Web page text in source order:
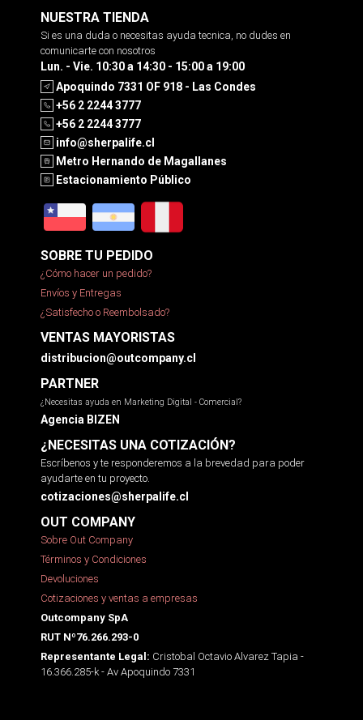
NUESTRA TIENDA
Si es una duda o necesitas ayuda tecnica, no dudes en
comunicarte con nosotros
Lun. - Vie. 10:30 a 14:30 - 15:00 a 19:00
Apoquindo 7331 OF 918 - Las Condes
+56 2 2244 3777
+56 2 2244 3777
info@sherpalife.cl
Metro Hernando de Magallanes
Estacionamiento Público
SOBRE TU PEDIDO
¿Cómo hacer un pedido?
Envíos y Entregas
¿Satisfecho o Reembolsado?
VENTAS MAYORISTAS
distribucion@outcompany.cl
PARTNER
¿Necesitas ayuda en Marketing Digital - Comercial?
Agencia BIZEN
¿NECESITAS UNA COTIZACIÓN?
Escríbenos y te responderemos a la brevedad para poder
ayudarte en tu proyecto.
cotizaciones@sherpalife.cl
OUT COMPANY
Sobre Out Company
Términos y Condiciones
Devoluciones
Cotizaciones y ventas a empresas
Outcompany SpA
RUT Nº76.266.293-0
Representante Legal: Cristobal Octavio Alvarez Tapia -
16.366.285-k - Av Apoquindo 7331